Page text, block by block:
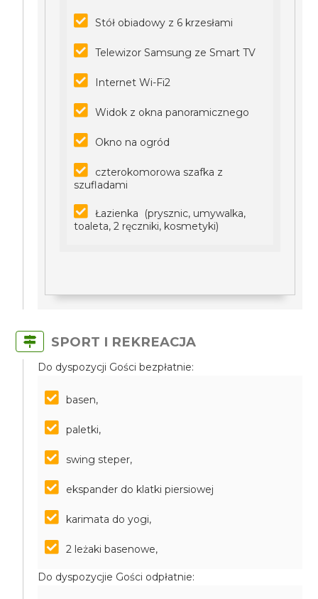
Stół obiadowy z 6 krzesłami
Telewizor Samsung ze Smart TV
Internet Wi-Fi2
Widok z okna panoramicznego
Okno na ogród
czterokomorowa szafka z
szufladami
Łazienka (prysznic, umywalka,
toaleta, 2 ręczniki, kosmetyki)
SPORT I REKREACJA
Do dyspozycji Gości bezpłatnie:
basen,
paletki,
swing steper,
ekspander do klatki piersiowej
karimata do yogi,
2 leżaki basenowe,
Do dyspozycjie Gości odpłatnie: